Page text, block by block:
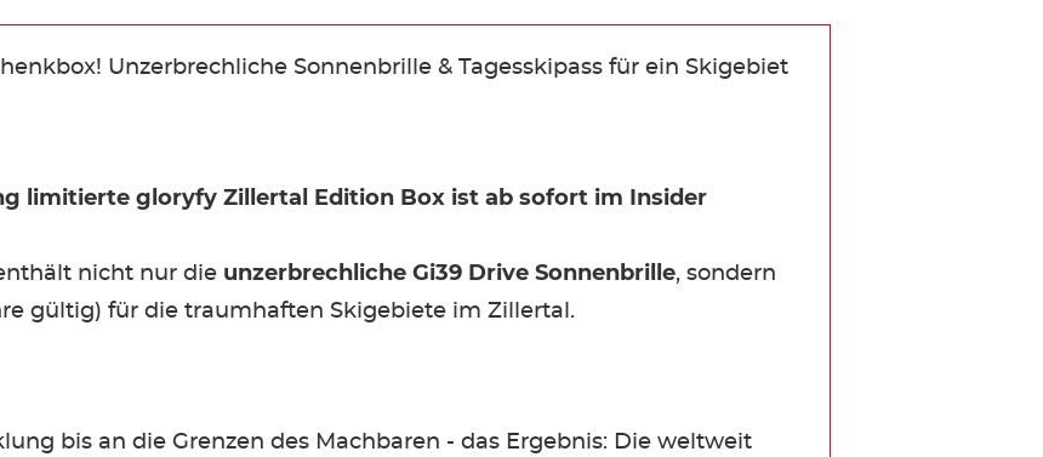
Unzerbrechliche Sonnenbrille & Tagesskipass für ein Skigebiet
limitierte gloryfy Zillertal Edition Box ist ab sofort im Insider
nicht nur die unzerbrechliche Gi39 Drive Sonnenbrille, sondern
gültig) für die traumhaften Skigebiete im Zillertal.
bis an die Grenzen des Machbaren - das Ergebnis: Die weltweit